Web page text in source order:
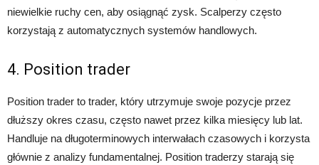
niewielkie ruchy cen, aby osiągnąć zysk. Scalperzy często
korzystają z automatycznych systemów handlowych.
4. Position trader
Position trader to trader, który utrzymuje swoje pozycje przez
dłuższy okres czasu, często nawet przez kilka miesięcy lub lat.
Handluje na długoterminowych interwałach czasowych i korzysta
głównie z analizy fundamentalnej. Position traderzy starają się